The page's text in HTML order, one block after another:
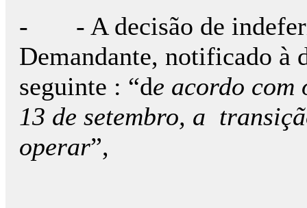
- - A decisão de
Demandante, notificado à
seguinte : “de acordo com
13 de setembro, a
operar”,